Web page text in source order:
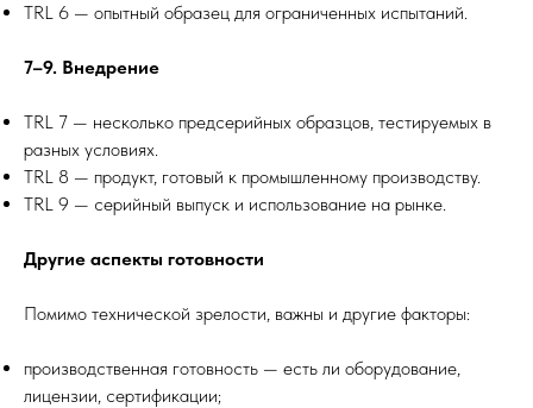
TRL 6 — опытный образец для ограниченных испытаний.
7–9. Внедрение
TRL 7 — несколько предсерийных образцов, тестируемых в
разных условиях.
TRL 8 — продукт, готовый к промышленному производству.
TRL 9 — серийный выпуск и использование на рынке.
Другие аспекты готовности
Помимо технической зрелости, важны и другие факторы:
производственная готовность — есть ли оборудование,
лицензии, сертификации;